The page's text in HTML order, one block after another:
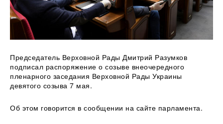
Председатель Верховной Рады Дмитрий Разумков
подписал распоряжение о созыве внеочередного
пленарного заседания Верховной Рады Украины
девятого созыва 7 мая.
Об этом говорится в сообщении на сайте парламента.